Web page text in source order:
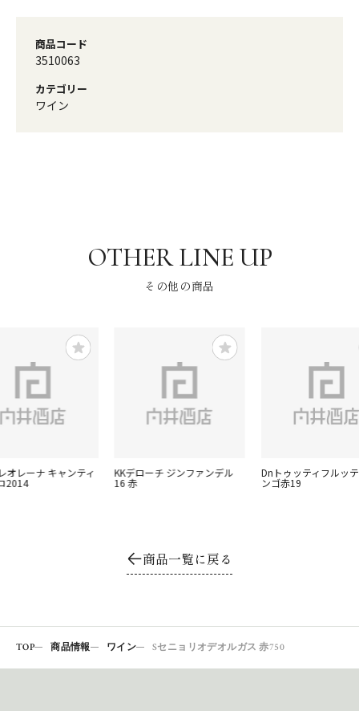
商品コード
3510063
カテゴリー
ワイン
その他の商品
オレーナ キャンティ
2014
KKデローチ ジンファンデル
16 赤
Dnトゥッティフルッ
ンゴ赤19
商品一覧に戻る
TOP 商品情報 ワイン Sセニョリオデオルガス 赤750